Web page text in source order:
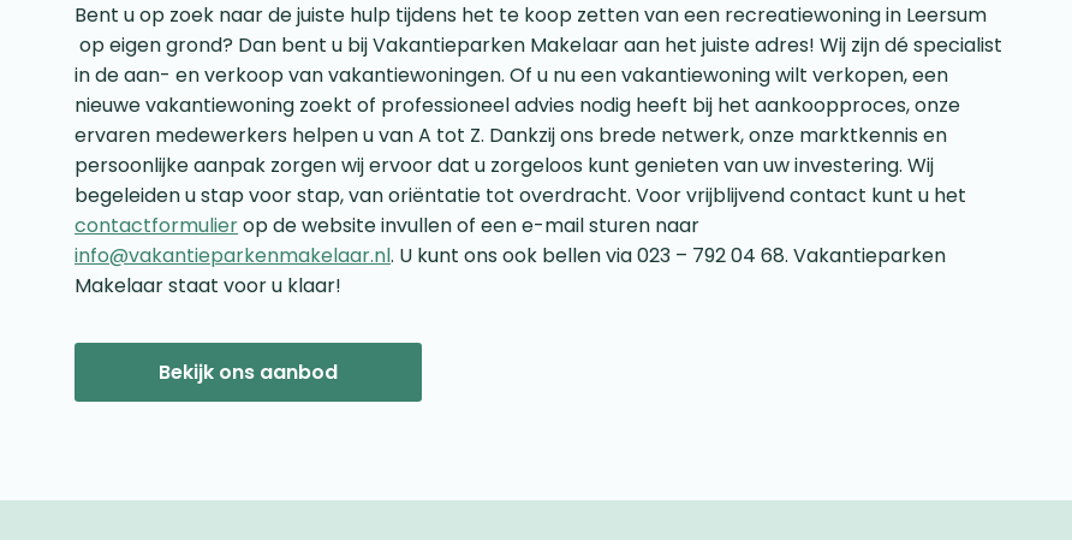
Bent u op zoek naar de juiste hulp tijdens het te koop zetten van een recreatiewoning in Leersum
op eigen grond? Dan bent u bij Vakantieparken Makelaar aan het juiste adres! Wij zijn dé specialist
in de aan- en verkoop van vakantiewoningen. Of u nu een vakantiewoning wilt verkopen, een
nieuwe vakantiewoning zoekt of professioneel advies nodig heeft bij het aankoopproces, onze
ervaren medewerkers helpen u van A tot Z. Dankzij ons brede netwerk, onze marktkennis en
persoonlijke aanpak zorgen wij ervoor dat u zorgeloos kunt genieten van uw investering. Wij
begeleiden u stap voor stap, van oriëntatie tot overdracht. Voor vrijblijvend contact kunt u het
contactformulierop de website invullen of een e-mail sturen naar
info@vakantieparkenmakelaar.nl. U kunt ons ook bellen via 023 – 792 04 68. Vakantieparken
Makelaar staat voor u klaar!
Bekijk ons aanbod